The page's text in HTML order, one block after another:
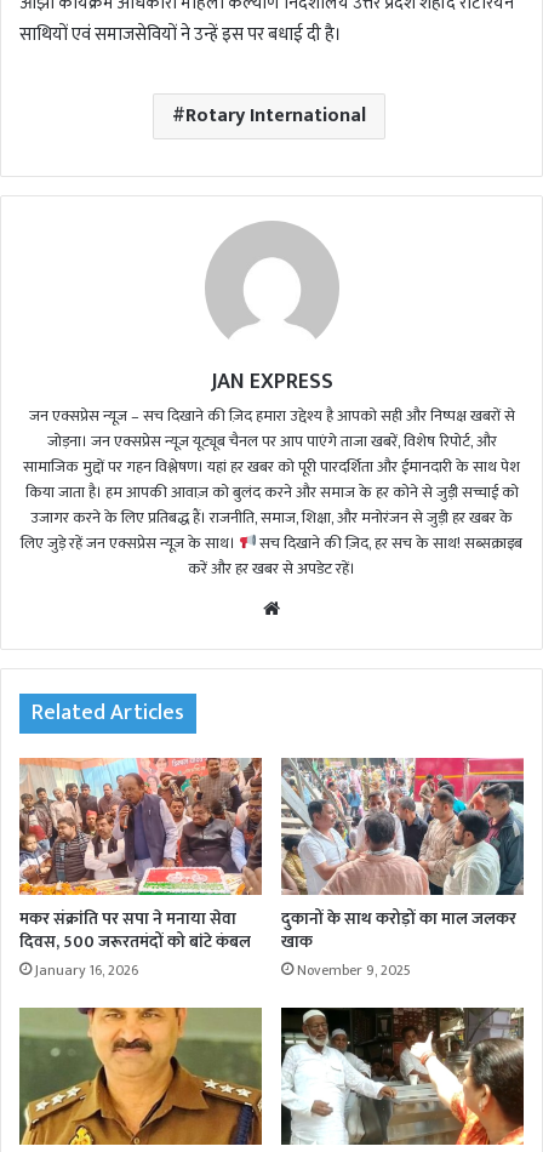
साथियों एवं समाजसेवियों ने उन्हें इस पर बधाई दी है।
Rotary International
JAN EXPRESS
जन एक्सप्रेस न्यूज़ – सच दिखाने की ज़िद हमारा उद्देश्य है आपको सही और निष्पक्ष खबरों से
जोड़ना। जन एक्सप्रेस न्यूज़ यूट्यूब चैनल पर आप पाएंगे ताजा खबरें, विशेष रिपोर्ट, और
सामाजिक मुद्दों पर गहन विश्लेषण। यहां हर खबर को पूरी पारदर्शिता और ईमानदारी के साथ पेश
किया जाता है। हम आपकी आवाज़ को बुलंद करने और समाज के हर कोने से जुड़ी सच्चाई को
उजागर करने के लिए प्रतिबद्ध हैं। राजनीति, समाज, शिक्षा, और मनोरंजन से जुड़ी हर खबर के
लिए जुड़े रहें जन एक्सप्रेस न्यूज़ के साथ।
सच दिखाने की ज़िद, हर सच के साथ! सब्सक्राइब
करें और हर खबर से अपडेट रहें।
te
Related Articles
मकर संक्रांति पर सपा ने मनाया सेवा
दिवस, 500 जरूरतमंदों को बांटे कंबल
January 16, 2026
दुकानों के साथ करोड़ों का माल जलकर
खाक
November 9, 2025